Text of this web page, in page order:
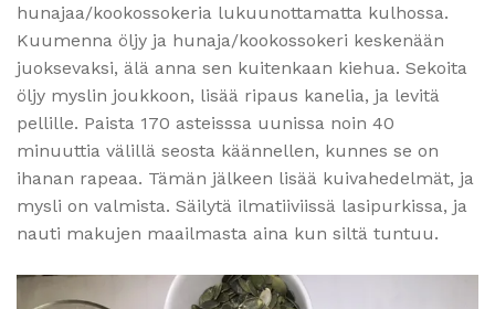
hunajaa/kookossokeria lukuunottamatta kulhossa.
Kuumenna öljy ja hunaja/kookossokeri keskenään
juoksevaksi, älä anna sen kuitenkaan kiehua. Sekoita
öljy myslin joukkoon, lisää ripaus kanelia, ja levitä
pellille. Paista 170 asteisssa uunissa noin 40
minuuttia välillä seosta käännellen, kunnes se on
ihanan rapeaa. Tämän jälkeen lisää kuivahedelmät, ja
mysli on valmista. Säilytä ilmatiiviissä lasipurkissa, ja
nauti makujen maailmasta aina kun siltä tuntuu.